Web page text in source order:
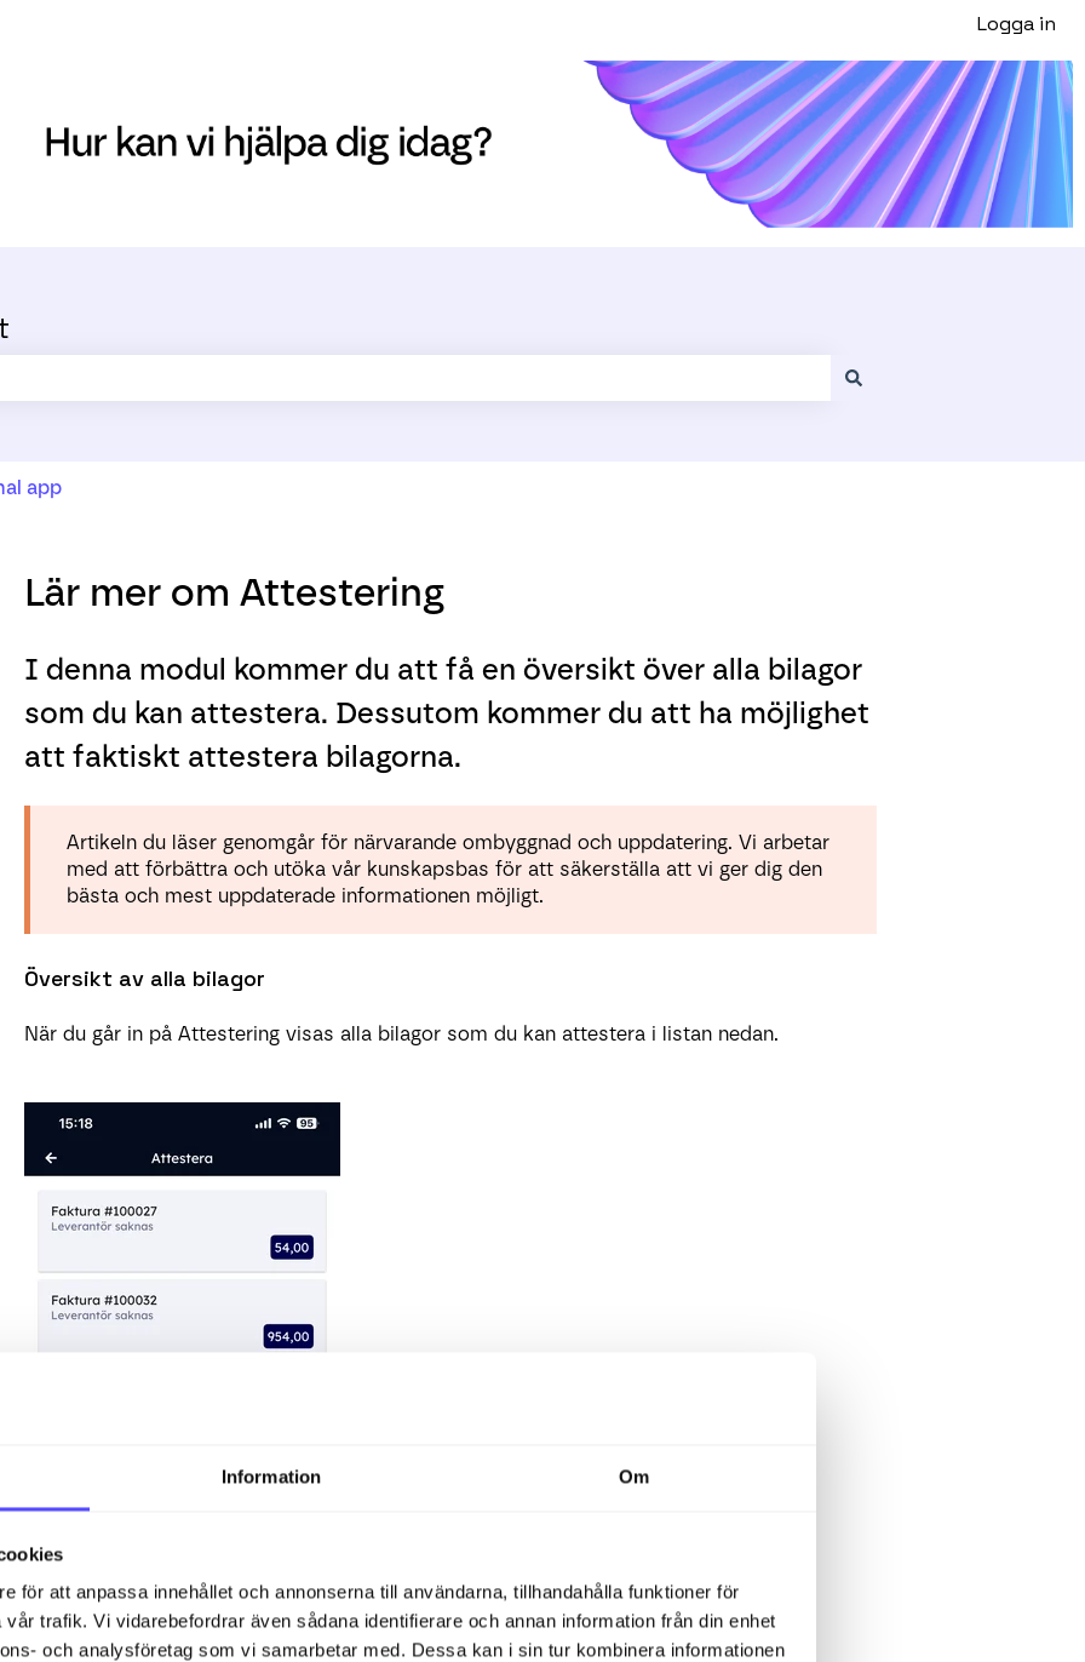
Information Om
för att anpassa innehållet och annonserna till användarna, tillhandahålla funktioner för
trafik. Vi vidarebefordrar även sådana identifierare och annan information från din enhet
och analysföretag som vi samarbetar med. Dessa kan i sin tur kombinera informationen
Logga in
app
Lär mer om Attestering
I denna modul kommer du att få en översikt över alla bilagor
som du kan attestera. Dessutom kommer du att ha möjlighet
att faktiskt attestera bilagorna.
Artikeln du läser genomgår för närvarande ombyggnad och uppdatering. Vi arbetar
med att förbättra och utöka vår kunskapsbas för att säkerställa att vi ger dig den
bästa och mest uppdaterade informationen möjligt.
Översikt av alla bilagor
När du går in på Attestering visas alla bilagor som du kan attestera i listan nedan.